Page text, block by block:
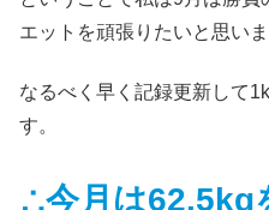
エットを頑張りたいと思い
なるべく早く記録更新して
す。
∴今月は62.5kg